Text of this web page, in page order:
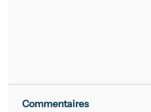
Commentaires